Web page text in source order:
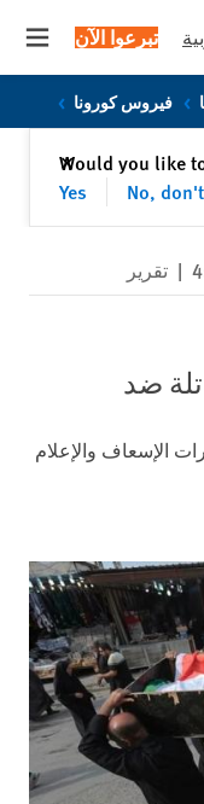
تبرعوا الآن
فيروس كورونا
Would you like
Yes
No,
✕إغلاق
| تقرير
ضد
الإسعاف والإعلام